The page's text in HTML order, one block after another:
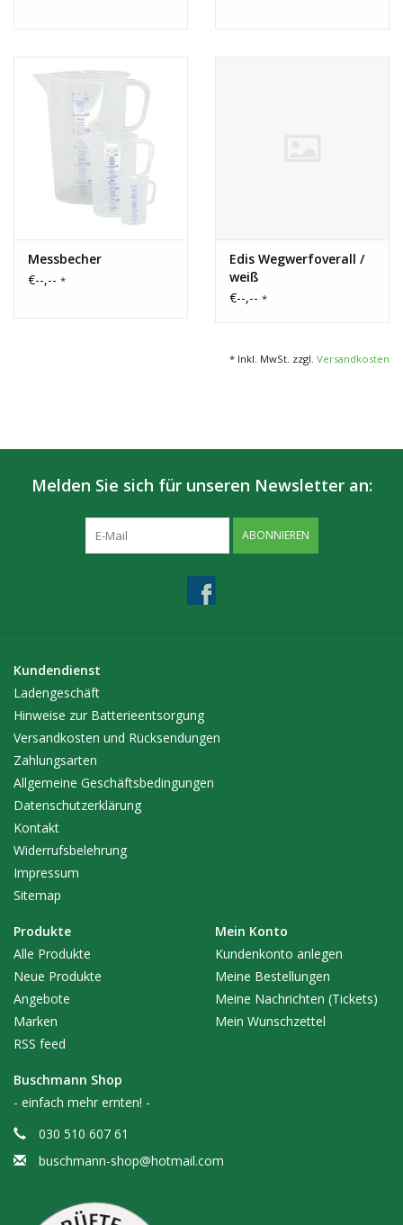
Messbecher
€--,-- *
Edis Wegwerfoverall /
weiß
€--,-- *
* Inkl. MwSt. zzgl. Versandkosten
Melden Sie sich für unseren Newsletter an:
ABONNIEREN
Kundendienst
Ladengeschäft
Hinweise zur Batterieentsorgung
Versandkosten und Rücksendungen
Zahlungsarten
Allgemeine Geschäftsbedingungen
Datenschutzerklärung
Kontakt
Widerrufsbelehrung
Impressum
Sitemap
Produkte
Alle Produkte
Neue Produkte
Angebote
Marken
RSS feed
Mein Konto
Kundenkonto anlegen
Meine Bestellungen
Meine Nachrichten (Tickets)
Mein Wunschzettel
Buschmann Shop
- einfach mehr ernten! -
030 510 607 61
buschmann-shop@hotmail.com